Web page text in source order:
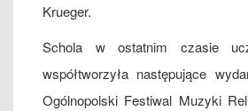
Krueger.
Schola w ostatnim czasie
współtworzyła następujące
Ogólnopolski Festiwal Muzyki